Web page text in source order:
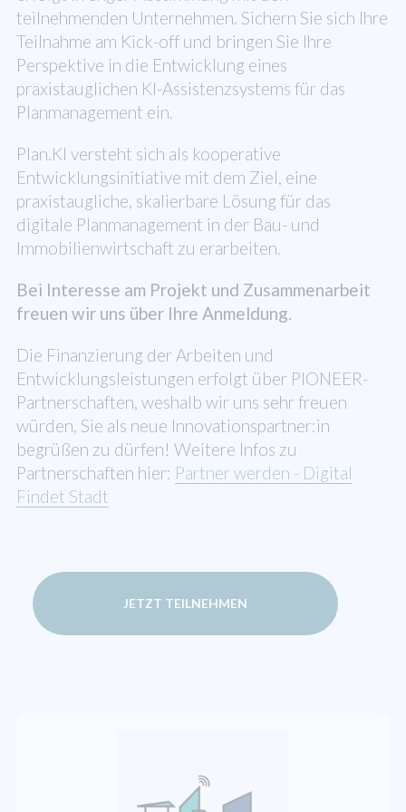
teilnehmenden Unternehmen. Sichern Sie sich Ihre
Teilnahme am Kick-off und bringen Sie Ihre
Perspektive in die Entwicklung eines
praxistauglichen KI-Assistenzsystems für das
Planmanagement ein.
Plan.KI versteht sich als kooperative
Entwicklungsinitiative mit dem Ziel, eine
praxistaugliche, skalierbare Lösung für das
digitale Planmanagement in der Bau- und
Immobilienwirtschaft zu erarbeiten.
Bei Interesse am Projekt und Zusammenarbeit
freuen wir uns über Ihre Anmeldung.
Die Finanzierung der Arbeiten und
Entwicklungsleistungen erfolgt über PIONEER-
Partnerschaften, weshalb wir uns sehr freuen
würden, Sie als neue Innovationspartner:in
begrüßen zu dürfen! Weitere Infos zu
Partnerschaften hier: Partner werden - Digital
Findet Stadt
JETZT TEILNEHMEN